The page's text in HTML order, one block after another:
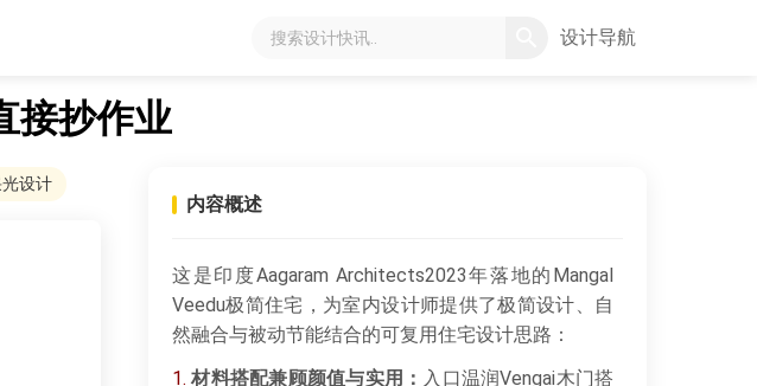
设计导航
接抄作业
设计
内容概述
这是印度Aagaram Architects2023年落地的Mangal
Veedu极简住宅，为室内设计师提供了极简设计、自
然融合与被动节能结合的可复用住宅设计思路：
1. 材料搭配兼顾颜值与实用： 入口温润Vengai木门搭